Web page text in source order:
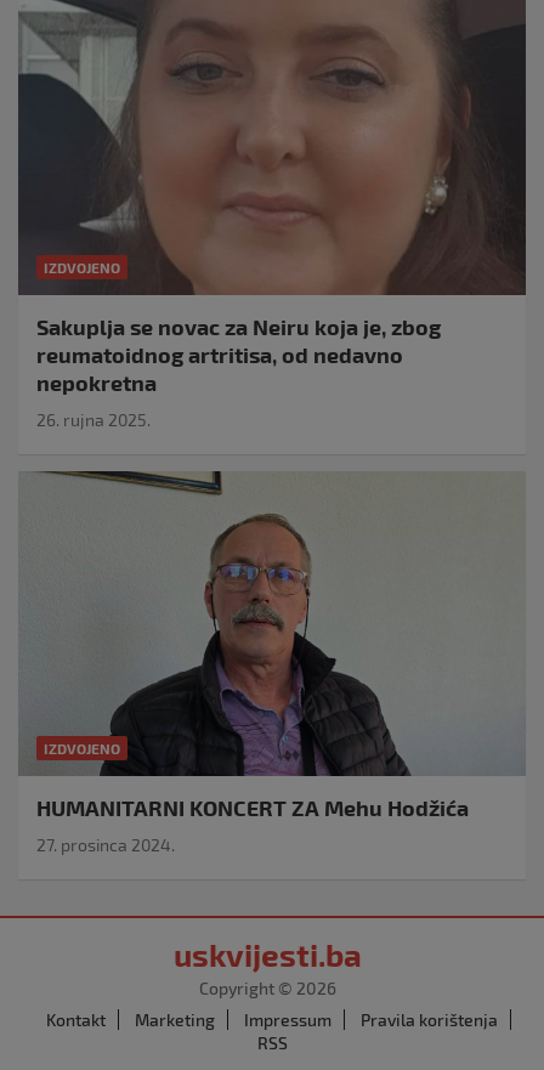
IZDVOJENO
Sakuplja se novac za Neiru koja je, zbog
reumatoidnog artritisa, od nedavno
nepokretna
26. rujna 2025.
IZDVOJENO
HUMANITARNI KONCERT ZA Mehu Hodžića
27. prosinca 2024.
uskvijesti.ba
Copyright © 2026
Kontakt
Marketing Impressum
Pravila korištenja
RSS